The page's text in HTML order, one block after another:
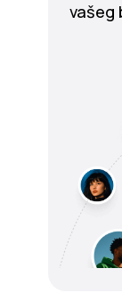
vašeg